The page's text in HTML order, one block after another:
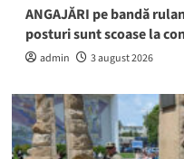
ANGAJĂRI pe bandă
posturi sunt scoase la
admin 3 august 2026